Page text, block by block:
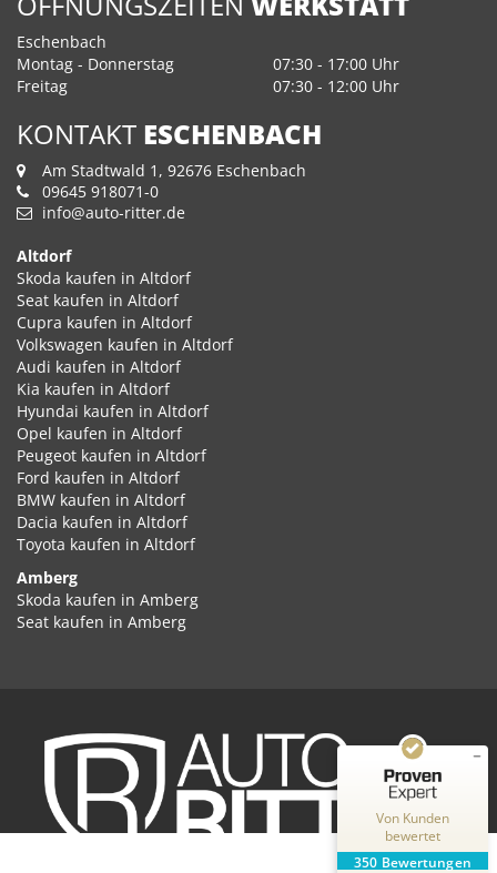
Eschenbach
Montag - Donnerstag
07:30 - 17:00 Uhr
Freitag
07:30 - 12:00 Uhr
KONTAKT ESCHENBACH
Am Stadtwald 1, 92676 Eschenbach
09645 918071-0
info@auto-ritter.de
Altdorf
Skoda kaufen in Altdorf
Seat kaufen in Altdorf
Cupra kaufen in Altdorf
Volkswagen kaufen in Altdorf
Audi kaufen in Altdorf
Kia kaufen in Altdorf
Hyundai kaufen in Altdorf
Opel kaufen in Altdorf
Peugeot kaufen in Altdorf
Ford kaufen in Altdorf
BMW kaufen in Altdorf
Dacia kaufen in Altdorf
Toyota kaufen in Altdorf
Amberg
Skoda kaufen in Amberg
Seat kaufen in Amberg
Hyundai kaufen in Amberg
Opel kaufen in Amberg
Peugeot kaufen in Amberg
Ford kaufen in Amberg
BMW kaufen in Amberg
Von Kunden
bewertet
350 Bewertungen
2
Bewertungen auf
ProvenExpert.com
Bewertungen von
2 anderen Quellen
Blick aufs ProvenExpert-Profil werfen